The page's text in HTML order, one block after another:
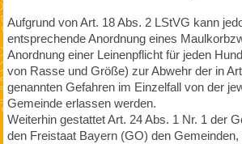
Aufgrund von Art. 18 Abs. 2 LStVG kann
entsprechende Anordnung eines
Anordnung einer Leinenpflicht für jeden
von Rasse und Größe) zur Abwehr der in
genannten Gefahren im Einzelfall von der
Gemeinde erlassen werden.
Weiterhin gestattet Art. 24 Abs. 1 Nr. 1 der
den Freistaat Bayern (GO) den